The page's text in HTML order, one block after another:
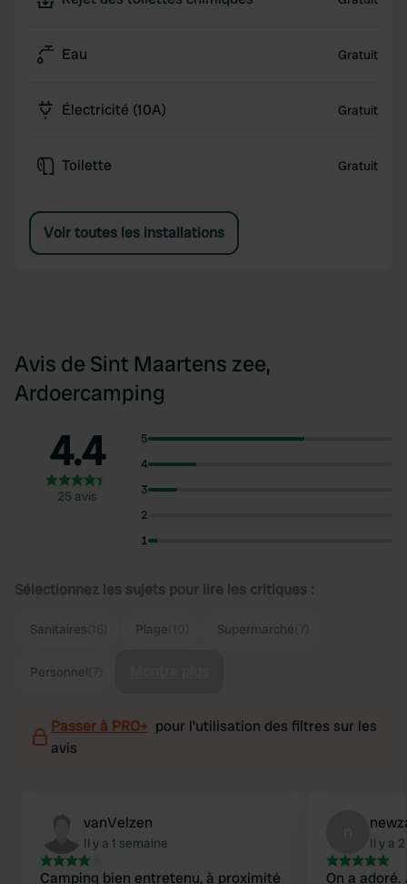
Eau Gratuit
Électricité (10A) Gratuit
Toilette Gratuit
Voir toutes les installations
Avis de Sint Maartens zee,
Ardoercamping
4.4
25 avis
5
4
3
2
1
Sélectionnez les sujets pour lire les critiques :
Sanitaires Plage Supermarché
Personnel
Passer à PRO+ pour l'utilisation des filtres sur les
avis
vanVelzen
Il y a 1 semaine
Camping bien entretenu, à proximité
Il y a
On a adoré. Aire moderne. Nettoyage